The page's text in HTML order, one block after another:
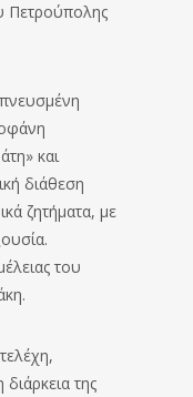
Πετρούπολης
και
διάθεση
ζητήματα, με
του
της